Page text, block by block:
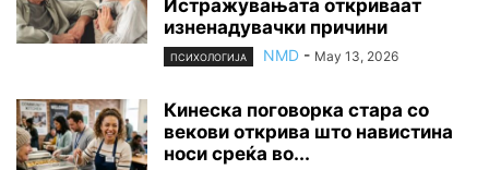
Истражувањата откриваат
изненадувачки причини
ПСИХОЛОГИЈА NMD - May 13, 2026
Кинеска поговорка стара со
векови открива што навистина
носи среќа во...